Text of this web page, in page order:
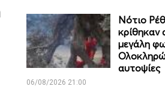
Νότιο
κρίθηκαν
μεγάλη
αυτοψίες
06/08/2026 21:00